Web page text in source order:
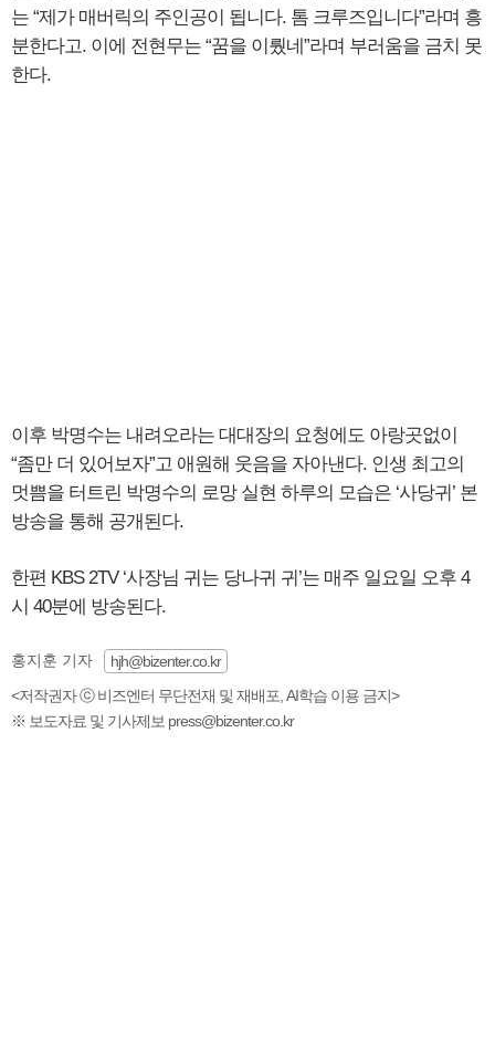
는 “제가 매버릭의 주인공이 됩니다. 톰 크루즈입니다”라며 흥
분한다고. 이에 전현무는 “꿈을 이뤘네”라며 부러움을 금치 못
한다.
이후 박명수는 내려오라는 대대장의 요청에도 아랑곳없이
“좀만 더 있어보자”고 애원해 웃음을 자아낸다. 인생 최고의
멋쁨을 터트린 박명수의 로망 실현 하루의 모습은 ‘사당귀’ 본
방송을 통해 공개된다.
한편 KBS 2TV ‘사장님 귀는 당나귀 귀’는 매주 일요일 오후 4
시 40분에 방송된다.
홍지훈 기자
hjh@bizenter.co.kr
<저작권자 ⓒ 비즈엔터 무단전재 및 재배포, AI학습 이용 금지>
※ 보도자료 및 기사제보 press@bizenter.co.kr